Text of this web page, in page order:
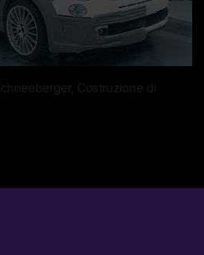
Costruzione di